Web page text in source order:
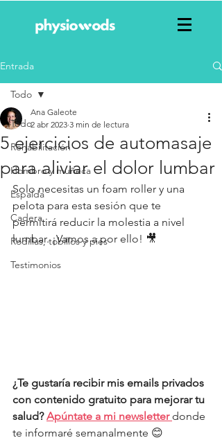
Entrada
Todo
Rehabilitación
Hombro y muñeca
Espalda
Cadera
Rodillas, tobillos y pies
Testimonios
Todo
5 ejercicios de automasaje
para aliviar el dolor lumbar
Ana Galeote
2 abr 2023 3 min de lectura
Solo necesitas un foam roller y una
pelota para esta sesión que te
permitirá reducir la molestia a nivel
lumbar. ¡Vamos a por ello! 🎥
¿Te gustaría recibir mis emails privados
con contenido gratuito para mejorar tu
salud? Apúntate a mi newsletter donde
te informaré semanalmente 😊